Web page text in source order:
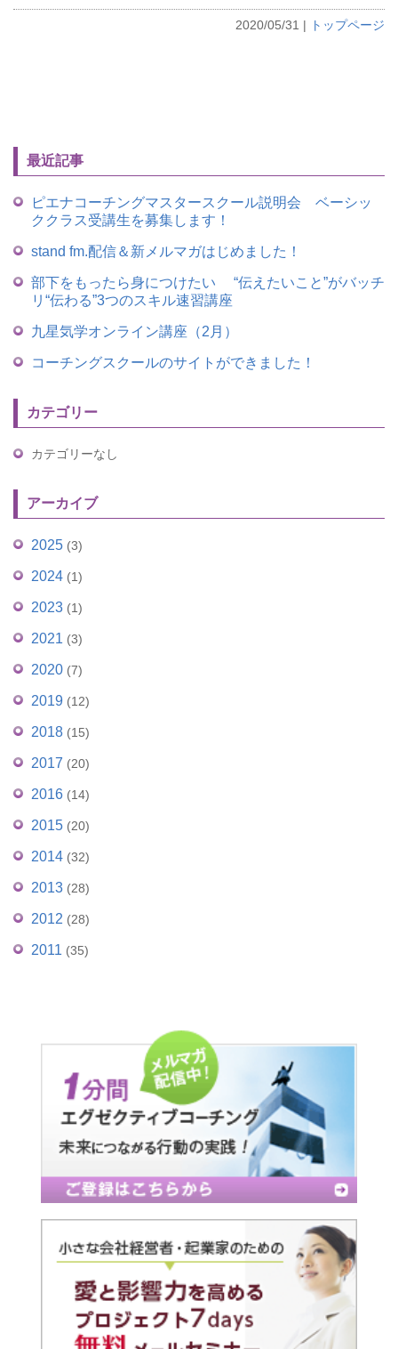
2020/05/31 | トップページ
最近記事
ピエナコーチングマスタースクール説明会 ベーシッ
ククラス受講生を募集します！
stand fm.配信＆新メルマガはじめました！
部下をもったら身につけたい “伝えたいこと”がバッチ
リ“伝わる”3つのスキル速習講座
九星気学オンライン講座（2月）
コーチングスクールのサイトができました！
カテゴリー
カテゴリーなし
アーカイブ
2025 (3)
2024 (1)
2023 (1)
2021 (3)
2020 (7)
2019 (12)
2018 (15)
2017 (20)
2016 (14)
2015 (20)
2014 (32)
2013 (28)
2012 (28)
2011 (35)